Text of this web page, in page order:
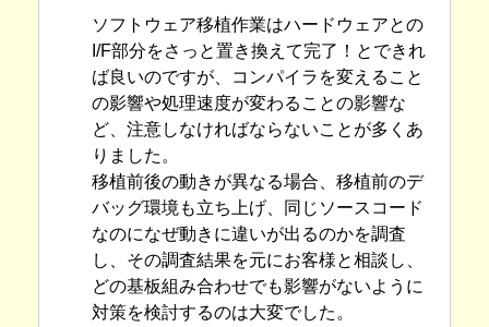
ソフトウェア移植作業はハードウェアとの
I/F部分をさっと置き換えて完了！とできれ
ば良いのですが、コンパイラを変えること
の影響や処理速度が変わることの影響な
ど、注意しなければならないことが多くあ
りました。
移植前後の動きが異なる場合、移植前のデ
バッグ環境も立ち上げ、同じソースコード
なのになぜ動きに違いが出るのかを調査
し、その調査結果を元にお客様と相談し、
どの基板組み合わせでも影響がないように
対策を検討するのは大変でした。